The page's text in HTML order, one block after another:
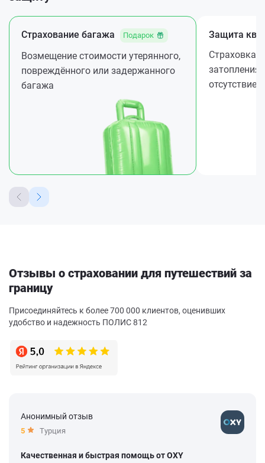
Страхование багажа Подарок
Возмещение стоимости утерянного,
повреждённого или задержанного
багажа
Защита
Страховка
затопления
отсутствие
Отзывы о страховании для путешествий за
границу
Присоединяйтесь к более 700 000 клиентов, оценивших
удобство и надежность ПОЛИС 812
Анонимный отзыв
5 Турция
Качественная и быстрая помощь от OXY